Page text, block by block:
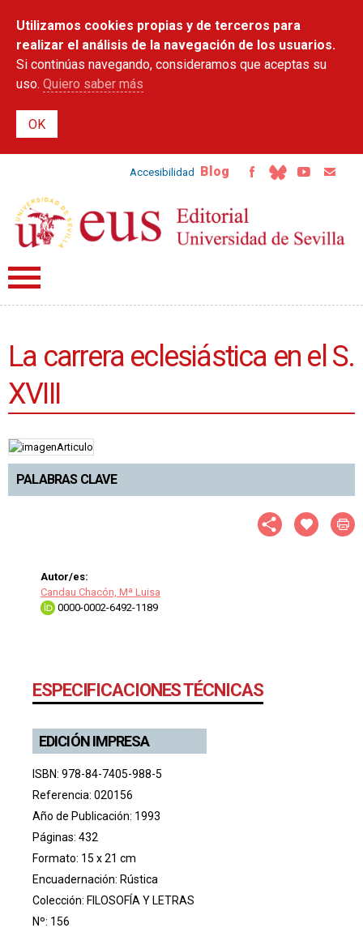
contenido
principal
Utilizamos cookies propias y de terceros para
realizar el análisis de la navegación de los usuarios.
Si continúas navegando, consideramos que aceptas su
uso. Quiero saber más
Accesibilidad Blog
La carrera eclesiástica en el S.
XVIII
PALABRAS CLAVE
Autor/es:
Candau Chacón, Mª Luisa
0000-0002-6492-1189
ESPECIFICACIONES TÉCNICAS
EDICIÓN IMPRESA
ISBN: 978-84-7405-988-5
Referencia: 020156
Año de Publicación: 1993
Páginas: 432
Formato: 15 x 21 cm
Encuadernación: Rústica
Colección: FILOSOFÍA Y LETRAS
Nº: 156